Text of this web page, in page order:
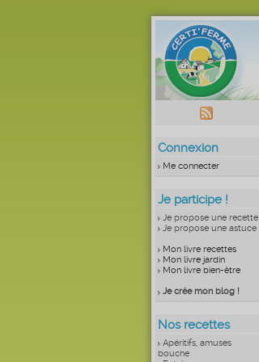
Connexion
Me connecter
Je participe !
Je propose une recette
Je propose une astuce
Mon livre recettes
Mon livre jardin
Mon livre bien-être
Je crée mon blog !
Nos recettes
Apéritifs, amuses
bouche